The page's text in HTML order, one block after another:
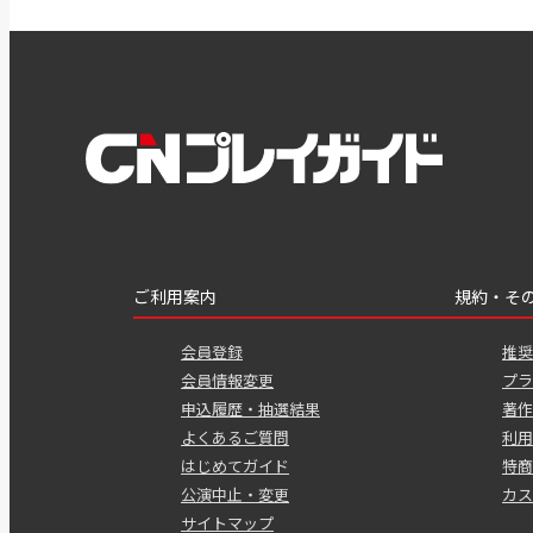
ご利用案内
会員登録
会員情報変更
申込履歴・抽選結果
よくあるご質問
はじめてガイド
公演中止・変更
サイトマップ
規約・そ
推
プ
著
利
特
カ